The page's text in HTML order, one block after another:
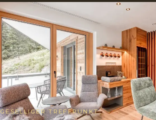
GESELLIGER TREFFPUNKT